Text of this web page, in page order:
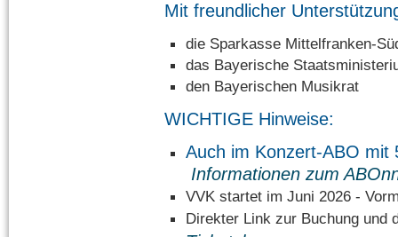
Mit freundlicher
die Sparkasse Mittelfranken-
das Bayerische
den Bayerischen Musikrat
WICHTIGE Hinweise:
Auch im Konzert-ABO
Informationen zum
VVK startet im Juni 2026 -
Direkter Link zur Buchung